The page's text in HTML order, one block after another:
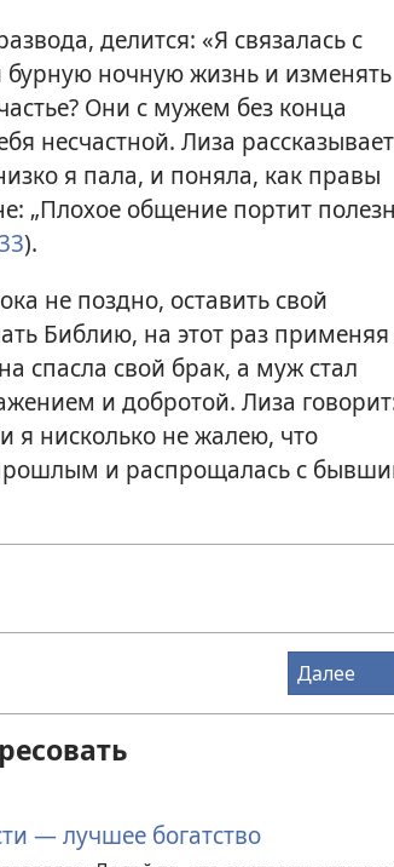
делится: «Я связалась с
бурную ночную жизнь и изменять
Они с мужем без конца
несчастной. Лиза
я пала, и поняла, как правы
„Плохое общение портит
).
не поздно, оставить свой
Библию, на этот раз применяя
спасла свой брак, а муж стал
и добротой. Лиза
нисколько не жалею, что
и распрощалась с
Далее
— лучшее богатство